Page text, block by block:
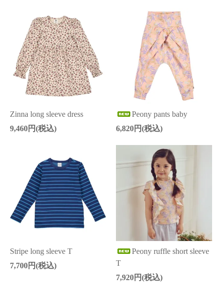
Zinna long sleeve dress
9,460円(税込)
Peony pants baby
6,820円(税込)
Stripe long sleeve T
7,700円(税込)
Peony ruffle short sleeve
T
7,920円(税込)